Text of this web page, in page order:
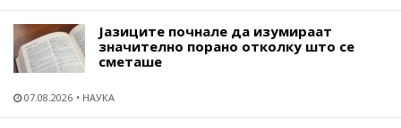
Јазиците почнале да изумираат
значително порано отколку што се
сметаше
07.08.2026 НАУКА